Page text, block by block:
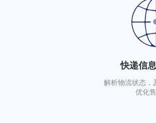
快递信
解析物流状态，
优化